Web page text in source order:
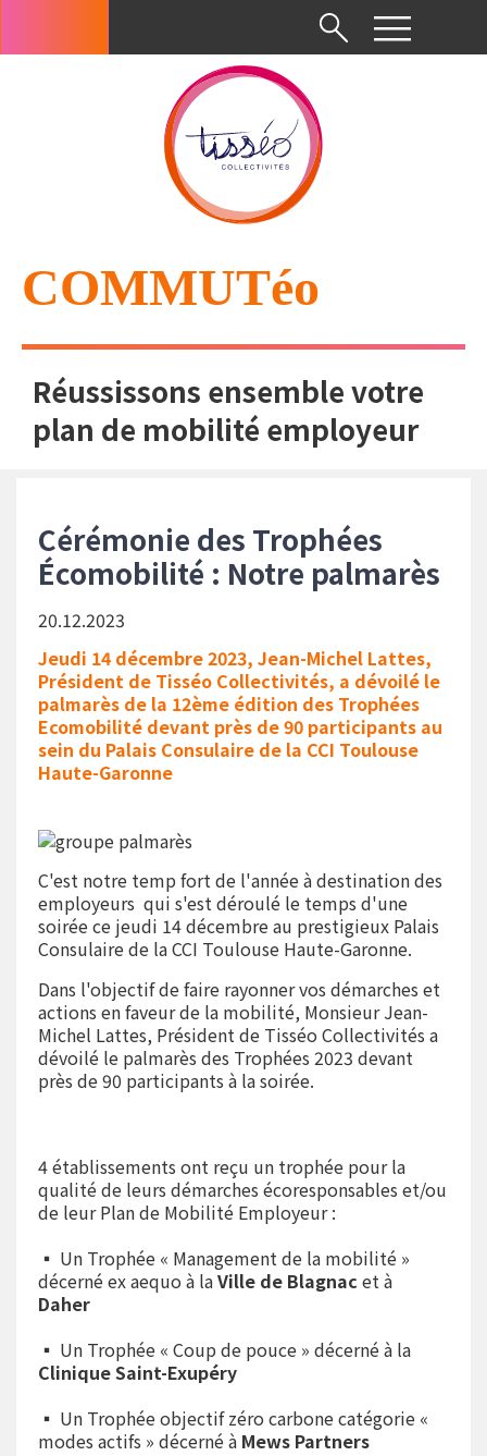
contenu
du
COMMUTéo
Réussissons ensemble votre
plan de mobilité employeur
d'Ariane
Cérémonie des Trophées
Écomobilité : Notre palmarès
20.12.2023
Jeudi 14 décembre 2023, Jean-Michel Lattes,
Président de Tisséo Collectivités, a dévoilé le
palmarès de la 12ème édition des Trophées
Ecomobilité devant près de 90 participants au
sein du Palais Consulaire de la CCI Toulouse
Haute-Garonne
C'est notre temp fort de l'année à destination des
employeurs qui s'est déroulé le temps d'une
soirée ce jeudi 14 décembre au prestigieux Palais
Consulaire de la CCI Toulouse Haute-Garonne.
Dans l'objectif de faire rayonner vos démarches et
actions en faveur de la mobilité, Monsieur Jean-
Michel Lattes, Président de Tisséo Collectivités a
dévoilé le palmarès des Trophées 2023 devant
près de 90 participants à la soirée.
4 établissements ont reçu un trophée pour la
qualité de leurs démarches écoresponsables et/ou
de leur Plan de Mobilité Employeur :
▪ Un Trophée « Management de la mobilité »
décerné ex aequo à laVille de Blagnac et à
Daher
▪ Un Trophée « Coup de pouce » décerné à la
Clinique Saint-Exupéry
▪ Un Trophée objectif zéro carbone catégorie «
modes actifs » décerné à Mews Partners